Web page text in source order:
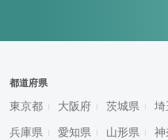
都道府県
東京都 大阪府 茨城県 埼
兵庫県 愛知県 山形県 神